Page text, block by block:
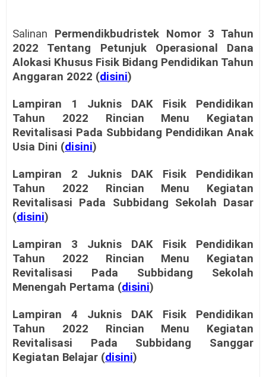
Salinan Permendikbudristek Nomor 3 Tahun
2022 Tentang Petunjuk Operasional Dana
Alokasi Khusus Fisik Bidang Pendidikan Tahun
Anggaran 2022 (disini)
Lampiran 1 Juknis DAK Fisik Pendidikan
Tahun 2022 Rincian Menu Kegiatan
Revitalisasi Pada Subbidang Pendidikan Anak
Usia Dini (disini)
Lampiran 2 Juknis DAK Fisik Pendidikan
Tahun 2022 Rincian Menu Kegiatan
Revitalisasi Pada Subbidang Sekolah Dasar
(disini)
Lampiran 3 Juknis DAK Fisik Pendidikan
Tahun 2022 Rincian Menu Kegiatan
Revitalisasi Pada Subbidang Sekolah
Menengah Pertama (disini)
Lampiran 4 Juknis DAK Fisik Pendidikan
Tahun 2022 Rincian Menu Kegiatan
Revitalisasi Pada Subbidang Sanggar
Kegiatan Belajar (disini)